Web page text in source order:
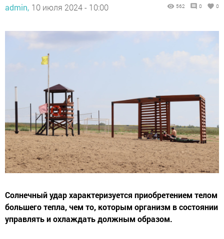
admin, 10 июля 2024 - 10:00 562 0 0
Солнечный удар характеризуется приобретением телом
большего тепла, чем то, которым организм в состоянии
управлять и охлаждать должным образом.